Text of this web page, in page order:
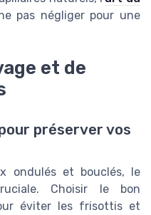
pas négliger pour une
et de
préserver vos
ondulés et bouclés, le
Choisir le bon
éviter les frisottis et